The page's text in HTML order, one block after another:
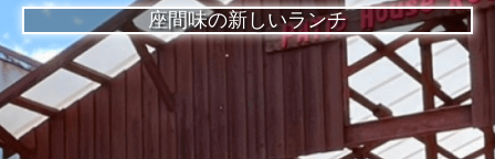
座間味の新しいランチ